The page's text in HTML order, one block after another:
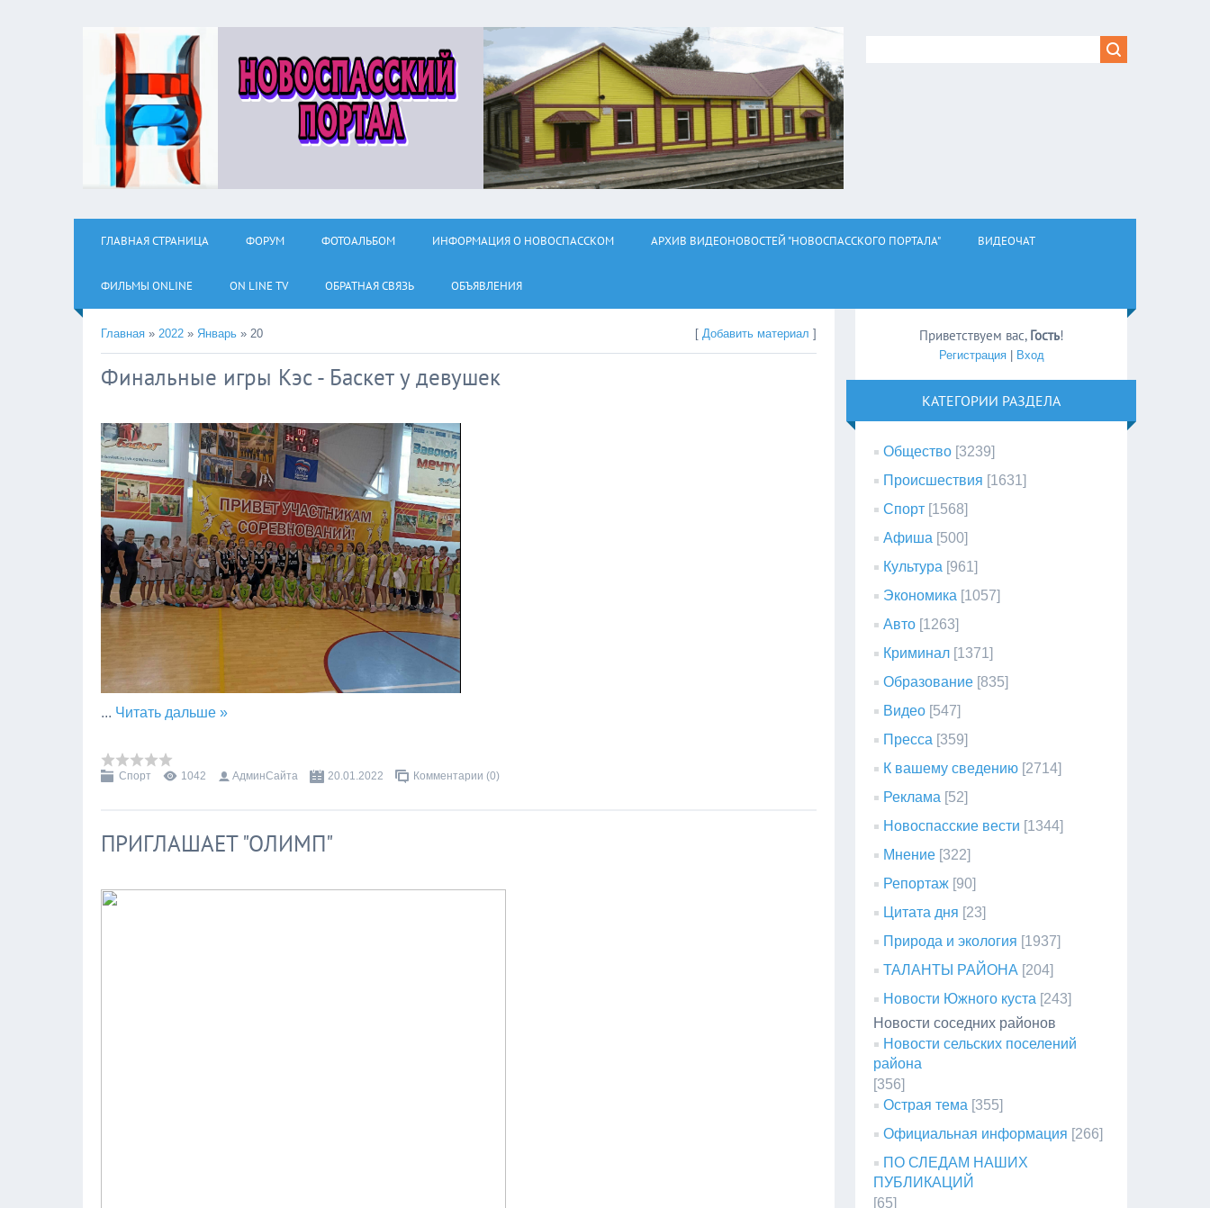
ГЛАВНАЯ СТРАНИЦА ФОРУМ ФОТОАЛЬБОМ ИНФОРМАЦИЯ О НОВОСПАССКОМ АРХИВ ВИДЕОНОВОСТЕЙ "НОВОСПАССКОГО ПОРТАЛА" ВИДЕОЧАТ
ФИЛЬМЫ ОNLINE ON LINE TV ОБРАТНАЯ СВЯЗЬ ОБЪЯВЛЕНИЯ
Главная » 2022 » Январь » 20 [Добавить материал ]
Финальные игры Кэс - Баскет у девушек
... Читать дальше »
Спорт 1042 АдминСайта 20.01.2022 Комментарии (0)
ПРИГЛАШАЕТ "ОЛИМП"
Приветствуем вас, Гость!
Регистрация| Вход
КАТЕГОРИИ РАЗДЕЛА
Общество [3239]
Происшествия [1631]
Спорт [1568]
Афиша [500]
Культура [961]
Экономика [1057]
Авто [1263]
Криминал [1371]
Образование [835]
Видео [547]
Пресса [359]
К вашему сведению [2714]
Реклама [52]
Новоспасские вести [1344]
Мнение [322]
Репортаж [90]
Цитата дня [23]
Природа и экология [1937]
ТАЛАНТЫ РАЙОНА [204]
Новости Южного куста [243]
Новости соседних районов
Новости сельских поселений
района
[356]
Острая тема [355]
Официальная информация [266]
ПО СЛЕДАМ НАШИХ
ПУБЛИКАЦИЙ
[65]